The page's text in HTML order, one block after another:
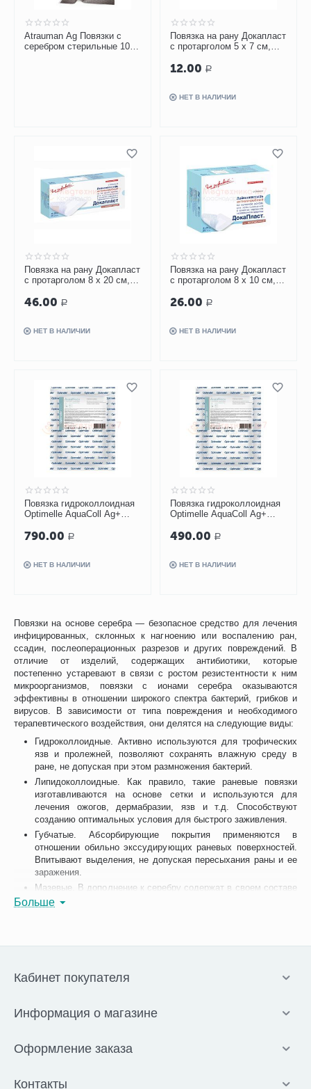
Повязки на основе серебра — безопасное средство для лечения
инфицированных, склонных к нагноению или воспалению ран,
ссадин, послеоперационных разрезов и других повреждений. В
отличие от изделий, содержащих антибиотики, которые
постепенно устаревают в связи с ростом резистентности к ним
микроорганизмов, повязки с ионами серебра оказываются
эффективны в отношении широкого спектра бактерий, грибков и
вирусов. В зависимости от типа повреждения и необходимого
терапевтического воздействия, они делятся на следующие виды:
Гидроколлоидные. Активно используются для трофических
язв и пролежней, позволяют сохранять влажную среду в
ране, не допуская при этом размножения бактерий.
Липидоколлоидные. Как правило, такие раневые повязки
изготавливаются на основе сетки и используются для
лечения ожогов, дермабразии, язв и т.д. Способствуют
созданию оптимальных условия для быстрого заживления.
Губчатые. Абсорбирующие покрытия применяются в
отношении обильно экссудирующих раневых поверхностей.
Впитывают выделения, не допуская пересыхания раны и ее
заражения.
Мазевые. В дополнение к серебру содержат в своем составе
лекарственные препараты, предназначенные для усиления
В нашем интернет-магазине вы можете купить повязки с серебром
Самовывоз из ПВЗ.
Больше
Atrauman Ag Повязки с
серебром стерильные 10 х
Повязка на рану Докапласт
с протарголом 5 х 7 см,
антимикробная
12.00 Р
НЕТ В НАЛИЧИИ
Повязка на рану Докапласт
с протарголом 8 х 20 см,
антимикробная
46.00 Р
НЕТ В НАЛИЧИИ
Повязка на рану Докапласт
с протарголом 8 х 10 см,
антимикробная
26.00 Р
НЕТ В НАЛИЧИИ
Повязка гидроколлоидная
Optimelle AquaColl Ag+
серебра B 7,5 х 10 см
790.00 Р
НЕТ В НАЛИЧИИ
Повязка гидроколлоидная
Optimelle AquaColl Ag+
серебра F 7,5 х 10 см
490.00 Р
НЕТ В НАЛИЧИИ
Кабинет покупателя
Информация о магазине
Оформление заказа
Контакты